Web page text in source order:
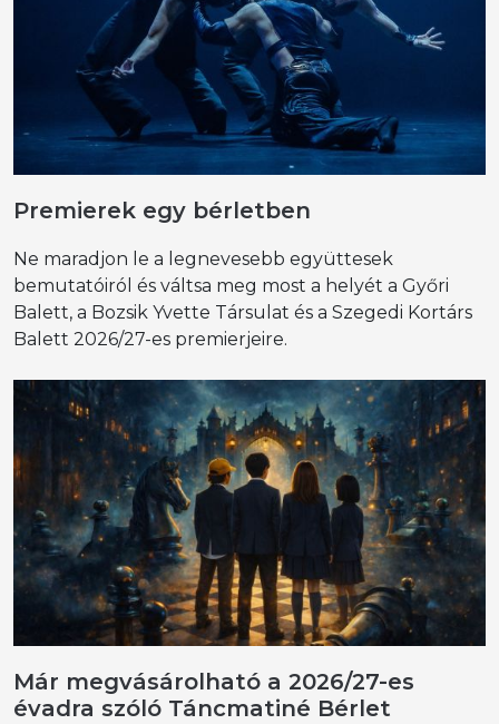
Premierek egy bérletben
Ne maradjon le a legnevesebb együttesek
bemutatóiról és váltsa meg most a helyét a Győri
Balett, a Bozsik Yvette Társulat és a Szegedi Kortárs
Balett 2026/27-es premierjeire.
Már megvásárolható a 2026/27-es
évadra szóló Táncmatiné Bérlet